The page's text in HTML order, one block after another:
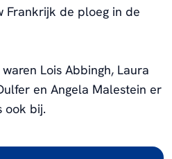
Frankrijk de ploeg in de
Lois Abbingh, Laura
en Angela Malestein er
ook bij.